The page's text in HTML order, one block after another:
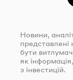
Новини,
представлені
бути
як
з інвестицій.